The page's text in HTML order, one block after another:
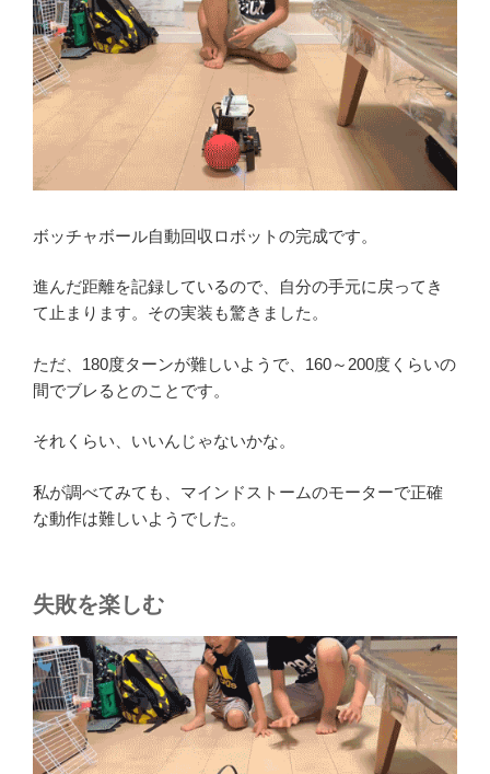
ボッチャボール自動回収ロボットの完成です。
進んだ距離を記録しているので、自分の手元に戻ってき
て止まります。その実装も驚きました。
ただ、180度ターンが難しいようで、160～200度くらいの
間でブレるとのことです。
それくらい、いいんじゃないかな。
私が調べてみても、マインドストームのモーターで正確
な動作は難しいようでした。
失敗を楽しむ